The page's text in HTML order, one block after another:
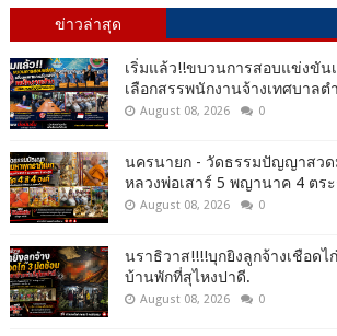
ข่าวล่าสุด
เริ่มแล้ว!!ขบวนการสอบแข่งขัน
เลือกสรรพนักงานจ้างเทศบาลต
August 08, 2026 0
นครนายก - วัดธรรมปัญญาสวด
หลวงพ่อเสาร์ 5 พญานาค 4 ตร
August 08, 2026 0
นราธิวาส!!!!บุกยิงลูกจ้างเชือด
บ้านพักที่สุไหงปาดี.
August 08, 2026 0